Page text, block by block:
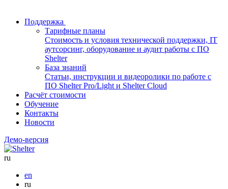
Поддержка
Тарифные планы
Стоимость и условия технической поддержки, IT
аутсорсинг, оборудование и аудит работы с ПО
Shelter
База знаний
Статьи, инструкции и видеоролики по работе с
ПО Shelter Pro/Light и Shelter Cloud
Расчёт стоимости
Обучение
Контакты
Новости
Демо-версия
ru
en
ru